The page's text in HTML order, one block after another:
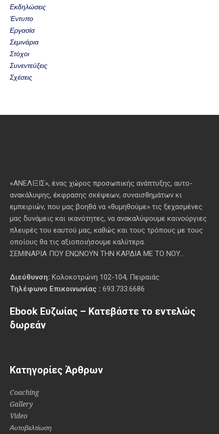
Εκδηλώσεις
Έντυπο
Εργασία
Σεμινάρια
Στόχοι
Συνεντεύξεις
Σχέσεις
«ΑΝΕΛΙΞΙΣ», ένας χώρος προσωπικής ανάπτυξης, αυτo-
ανακάλυψης, έκφρασης σκέψεων, συναισθημάτων κι
εμπειριών, που μας βοηθά να «θυμηθούμε» τις ξεχασμένες
μας δυνάμεις και ικανότητες, να ανακαλύψουμε καινούργιες
πλευρές του εαυτού μας, καθώς και τους τρόπους με τους
οποίους θα τις αξιοποιήσουμε καλύτερα.
ΣΕΜΙΝΑΡΙΑ ΠΟΥ ΕΝΩΝΟΥΝ ΤΗΝ ΚΑΡΔΙΑ ΜΕ ΤΟ ΝΟΥ...
Διεύθυνση:Κολοκοτρώνη 102-104, Πειραιάς
Τηλέφωνο Επικοινωνίας : 693.733.6686
Ebook Ευζωίας – Κατεβάστε το εντελώς
δωρεάν
Κατηγορίες Άρθρων
Coaching
Gallery
Video
Αυτοβελτίωση